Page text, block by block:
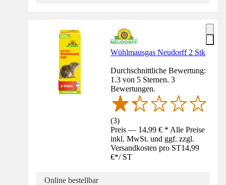
Wühlmausgas Neudorff 2 Stk
Durchschnittliche Bewertung:
1.3 von 5 Sternen. 3
Bewertungen.
(3)
Preis — 14,99 € * Alle Preise
inkl. MwSt. und ggf. zzgl.
Versandkosten pro ST14,99
€*/ ST
Online bestellbar